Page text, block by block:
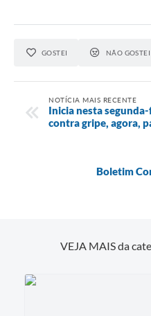
GOSTEI NÃO GOSTEI
NOTÍCIA MAIS RECENTE
Inicia nesta
contra gripe, agora,
Boletim
VEJA MAIS da